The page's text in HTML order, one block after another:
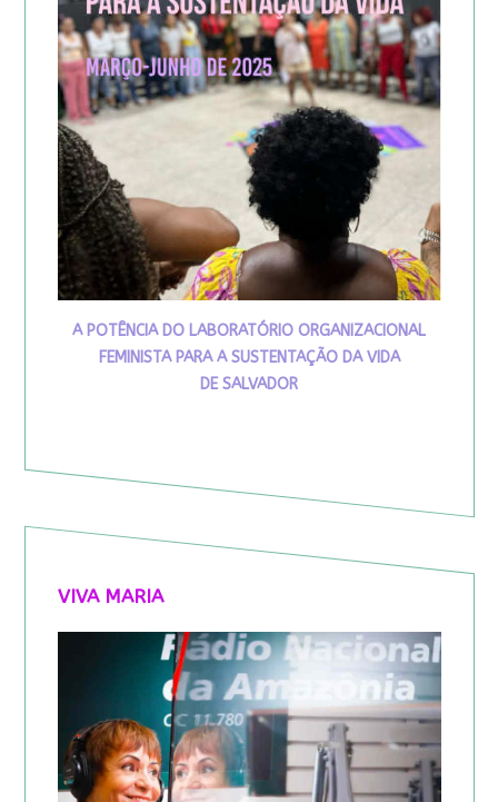
A POTÊNCIA DO LABORATÓRIO ORGANIZACIONAL
FEMINISTA PARA A SUSTENTAÇÃO DA VIDA
DE SALVADOR
VIVA MARIA